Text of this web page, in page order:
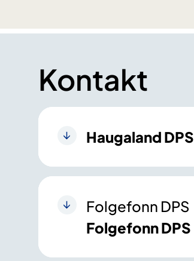
Kontakt
Haugaland DPS
Folgefonn DPS
Folgefonn DPS